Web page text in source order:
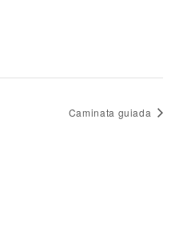
Caminata guiada